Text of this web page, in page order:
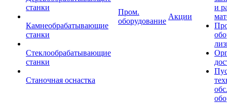
станки
Камнеобрабатывающие
станки
Стеклообрабатывающие
станки
Станочная оснастка
Пром.
оборудование
Акции
и